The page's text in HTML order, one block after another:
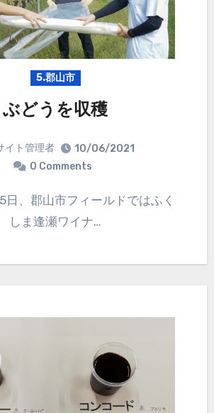
5.郡山市
ぶどうを収穫
イト管理者
10/06/2021
0 Comments
しま逢瀬ワイナ…